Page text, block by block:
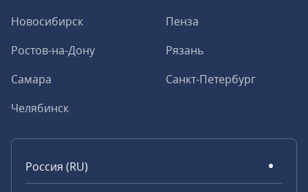
Новосибирск
Пенза
Ростов-на-Дону
Рязань
Самара
Санкт-Петербург
Челябинск
Россия (RU)